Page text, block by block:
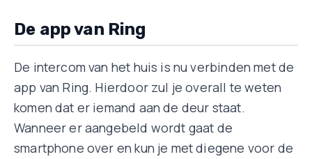
De app van Ring
De intercom van het huis is nu verbinden met de
app van Ring. Hierdoor zul je overall te weten
komen dat er iemand aan de deur staat.
Wanneer er aangebeld wordt gaat de
smartphone over en kun je met diegene voor de